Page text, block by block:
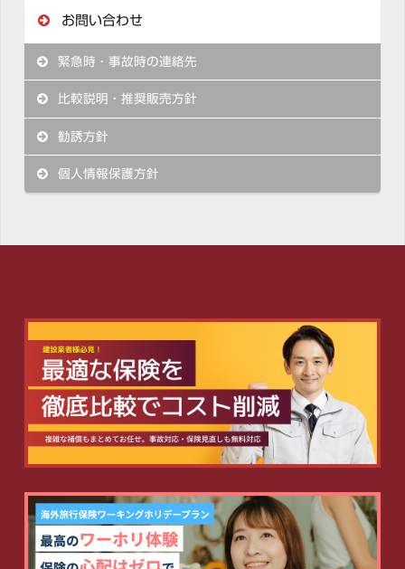
お問い合わせ
緊急時・事故時の連絡先
比較説明・推奨販売方針
勧誘方針
個人情報保護方針